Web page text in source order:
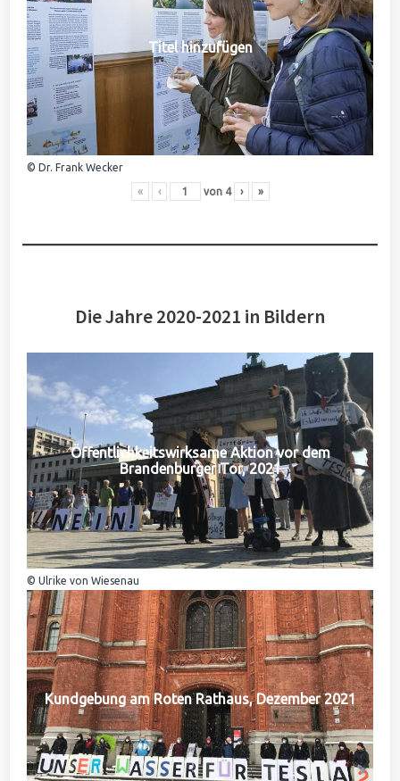
Titel hinzufügen
© Dr. Frank Wecker
« ‹ von 4 › »
Die Jahre 2020-2021 in Bildern
Öffentlichkeitswirksame Aktion vor dem
Brandenburger Tor, 2021
© Ulrike von Wiesenau
Kundgebung am Roten Rathaus, Dezember 2021